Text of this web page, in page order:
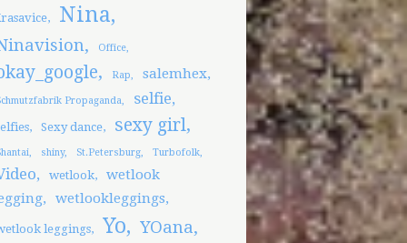
Nina
Office
Rap salemhex
Propaganda selfie
Sexy dance sexy girl
shiny St.Petersburg Turbofolk
wetlook
wetlook
wetlookleggings
leggings Yo YOana